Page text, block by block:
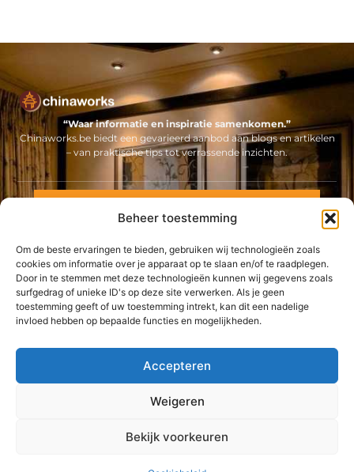
Beheer toestemming
Om de beste ervaringen te bieden, gebruiken wij technologieën zoals
cookies om informatie over je apparaat op te slaan en/of te raadplegen.
Door in te stemmen met deze technologieën kunnen wij gegevens zoals
surfgedrag of unieke ID's op deze site verwerken. Als je geen
toestemming geeft of uw toestemming intrekt, kan dit een nadelige
invloed hebben op bepaalde functies en mogelijkheden.
Accepteren
Weigeren
Bekijk voorkeuren
“Waar informatie en inspiratie samenkomen.”
Chinaworks.be biedt een gevarieerd aanbod aan blogs en artikelen
– van praktische tips tot verrassende inzichten.
De best gelezen stukken op een rij
De kracht van werken als zelfstandig verpleegkundige
Steigerverhuur voor uw gemoedsrust in Antwerpen
iPhone 6 hoesje
Deze spanningsrail vervoert eenvoudig compact elektriciteit
Bericht categorie